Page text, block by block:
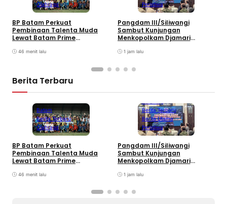
Olahraga
BP Batam Perkuat
Pembinaan Talenta Muda
Lewat Batam Prime
Football sebagai Festival
46 menit lalu
Peristiwa
Pangdam III/Siliwangi
Sambut Kunjungan
Menkopolkam Djamari
1 jam lalu
Berita Terbaru
Batam
Berita Terbaru
Olahraga
BP Batam Perkuat
Pembinaan Talenta Muda
Lewat Batam Prime
Football sebagai Festival
46 menit lalu
Berita Terbaru
Berita Utama
Peristiwa
Pangdam III/Siliwangi
Sambut Kunjungan
Menkopolkam Djamari
1 jam lalu